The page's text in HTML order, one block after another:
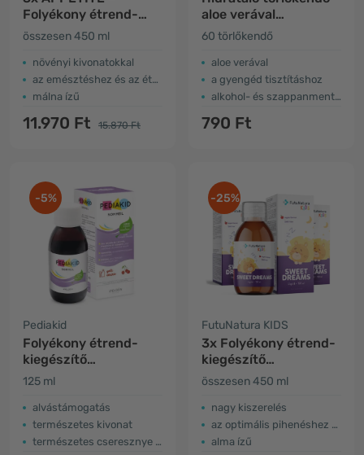
Folyékony étrend-
kiegészítő
étvágyhoz
összesen 450 ml
növényi kivonatokkal
az emésztéshez és az étvágyhoz
málna ízű
11.970 Ft 15.870 Ft
aloe verával
gyerekeknek
60 törlőkendő
aloe verával
a gyengéd tisztításhoz
alkohol- és szappanmentes
790 Ft
-5%
Pediakid
Folyékony étrend-
kiegészítő
gyermekeknek -
125 ml
alvástámogatás
természetes kivonat
természetes cseresznye íz
-25%
FutuNatura KIDS
3x Folyékony étrend-
kiegészítő
gyerekeknek az
összesen 450 ml
nagy kiszerelés
az optimális pihenéshez és alváshoz
alma ízű